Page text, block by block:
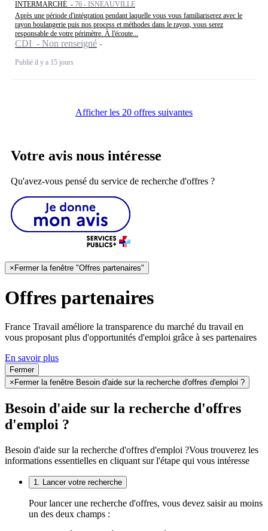
INTERMARCHÉ - 76 - ISNEAUVILLE
Après une période d'intégration pendant laquelle vous vous familiariserez avec le
rayon boulangerie puis nos process et méthodes dans le rayon, vous serez
responsable de votre périmètre. À l'écoute...
CDI - Non renseigné
Publié il y a 15 jours
Afficher les 20 offres suivantes
Votre avis nous intéresse
Qu'avez-vous pensé du service de recherche d'offres ?
×Fermer la fenêtre "Offres partenaires"
Offres partenaires
France Travail améliore la transparence du marché du travail en
vous proposant plus d'opportunités d'emploi grâce à ses partenaires
En savoir plus
Fermer
× Fermer la fenêtre Besoin d'aide sur la recherche d'offres d'emploi ?
Besoin d'aide sur la recherche d'offres
d'emploi ?
Besoin d'aide sur la recherche d'offres d'emploi ?Vous trouverez les
informations essentielles en cliquant sur l'étape qui vous intéresse
1. Lancer votre recherche
Pour lancer une recherche d'offres, vous devez saisir au moins
un des deux champs :